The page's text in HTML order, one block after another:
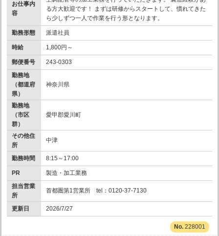
お仕事内
容
る方大歓迎です！ まずは研修からスタートして、慣れてきた
ら少しずつ一人で作業を行う形となります。
勤務形態 派遣社員
時給 1,800円～
郵便番号
243-0303
勤務地
（都道府
県）
神奈川県
勤務地
（市区
群）
愛甲郡愛川町
その他住
所
中津
勤務時間 8:15～17:00
PR
製造・加工業務
担当営業
所
首都圏第1営業所 tel：0120-37-7130
更新日 2026/7/27
228001